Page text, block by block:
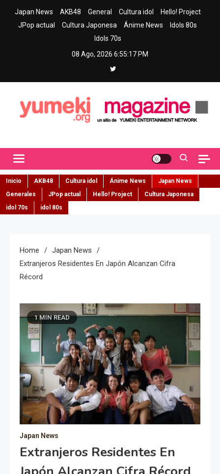
Japan News AKB48 General Cultura idol
Hello! Project
JPop actual
Cultura Japonesa Ánime News
Idols 80s
Idols 70s
08 Ago, 2026 6:55:18 PM
Inicio AKB48 Cultura idol Ánime News
Japan News
Generales
JPop actual Hello! Project
Cultura Japonesa
idol 70s
idol 80s
Home
Japan News
Extranjeros Residentes En Japón Alcanzan Cifra
Récord
1 MIN READ
Japan News
Extranjeros Residentes En